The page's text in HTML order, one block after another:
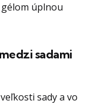
úplnou
sadami
sady a vo